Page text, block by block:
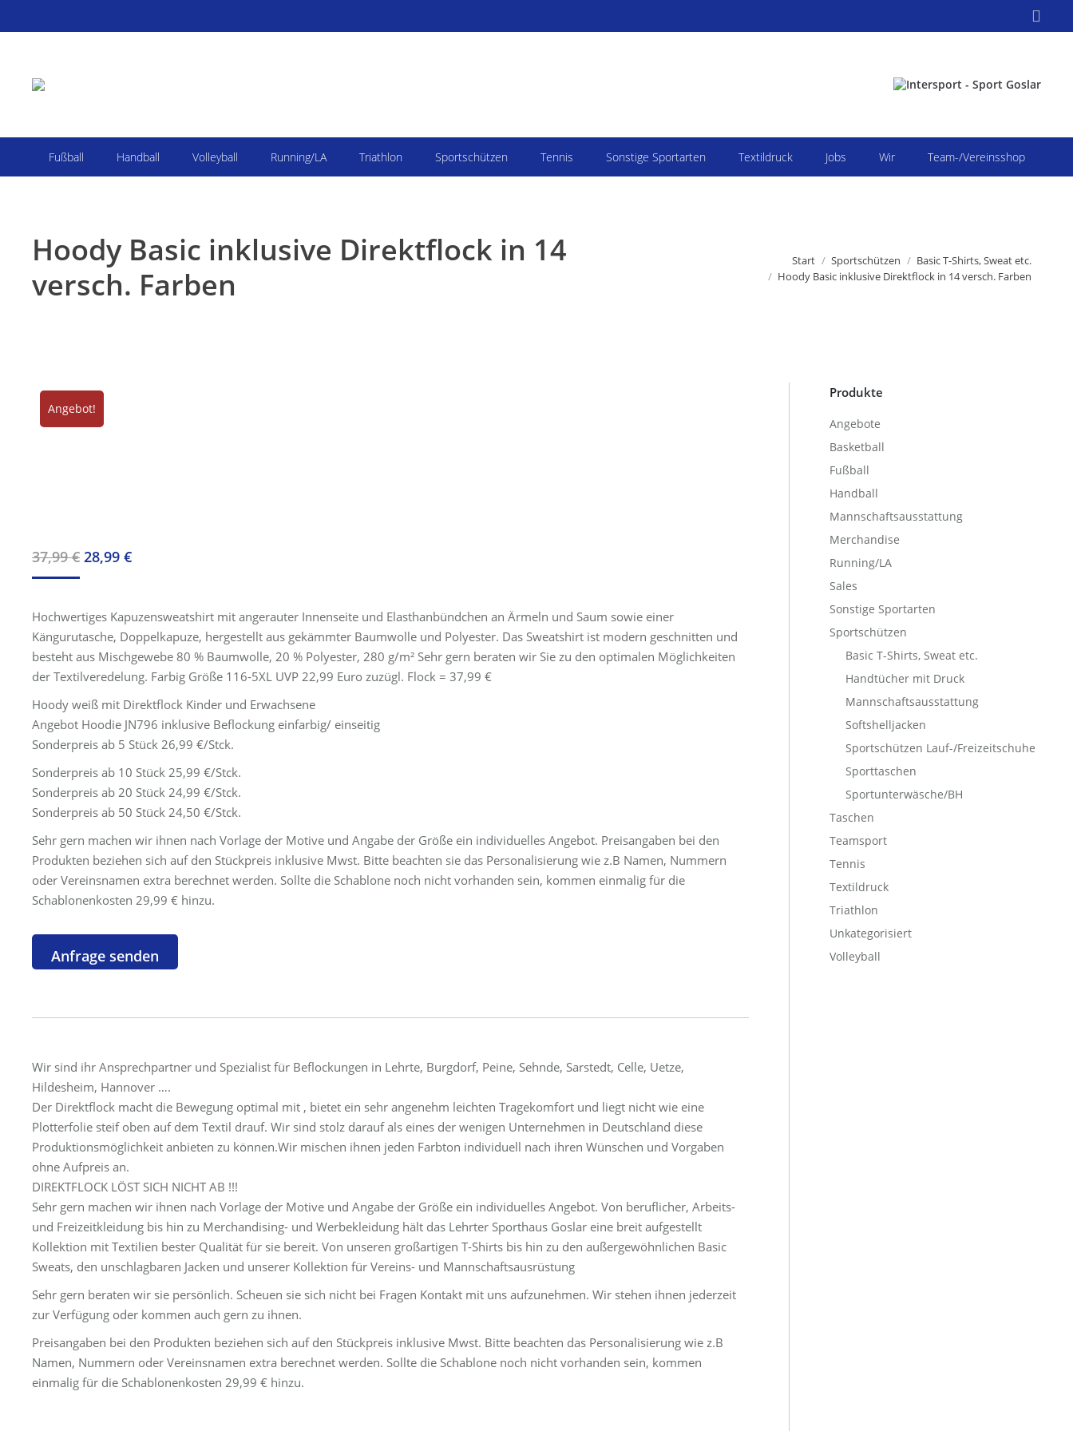
Search:
Fußball Handball Volleyball Running/LA Triathlon Sportschützen Tennis Sonstige Sportarten Textildruck Jobs Wir Team-/Vereinsshop
Hoody Basic inklusive Direktflock in 14
versch. Farben
Start Sportschützen
Basic T-Shirts, Sweat etc.
Hoody Basic inklusive Direktflock in 14 versch. Farben
Angebot!
37,99€ Ursprünglicher
37,99 €
28,99 €Aktueller
28,99 €.
Hochwertiges Kapuzensweatshirt mit angerauter Innenseite und Elasthanbündchen an Ärmeln und Saum sowie einer
Kängurutasche, Doppelkapuze, hergestellt aus gekämmter Baumwolle und Polyester. Das Sweatshirt ist modern geschnitten und
besteht aus Mischgewebe 80 % Baumwolle, 20 % Polyester, 280 g/m² Sehr gern beraten wir Sie zu den optimalen Möglichkeiten
der Textilveredelung. Farbig Größe 116-5XL UVP 22,99 Euro zuzügl. Flock = 37,99 €
Hoody weiß mit Direktflock Kinder und Erwachsene
Angebot Hoodie JN796 inklusive Beflockung einfarbig/ einseitig
Sonderpreis ab 5 Stück 26,99 €/Stck.
Sonderpreis ab 10 Stück 25,99 €/Stck.
Sonderpreis ab 20 Stück 24,99 €/Stck.
Sonderpreis ab 50 Stück 24,50 €/Stck.
Sehr gern machen wir ihnen nach Vorlage der Motive und Angabe der Größe ein individuelles Angebot. Preisangaben bei den
Produkten beziehen sich auf den Stückpreis inklusive Mwst. Bitte beachten sie das Personalisierung wie z.B Namen, Nummern
oder Vereinsnamen extra berechnet werden. Sollte die Schablone noch nicht vorhanden sein, kommen einmalig für die
Schablonenkosten 29,99 € hinzu.
Wir sind ihr Ansprechpartner und Spezialist für Beflockungen in Lehrte, Burgdorf, Peine, Sehnde, Sarstedt, Celle, Uetze,
Hildesheim, Hannover ….
Der Direktflock macht die Bewegung optimal mit , bietet ein sehr angenehm leichten Tragekomfort und liegt nicht wie eine
Plotterfolie steif oben auf dem Textil drauf. Wir sind stolz darauf als eines der wenigen Unternehmen in Deutschland diese
Produktionsmöglichkeit anbieten zu können.Wir mischen ihnen jeden Farbton individuell nach ihren Wünschen und Vorgaben
ohne Aufpreis an.
DIREKTFLOCK LÖST SICH NICHT AB !!!
Sehr gern machen wir ihnen nach Vorlage der Motive und Angabe der Größe ein individuelles Angebot. Von beruflicher, Arbeits-
und Freizeitkleidung bis hin zu Merchandising- und Werbekleidung hält das Lehrter Sporthaus Goslar eine breit aufgestellt
Kollektion mit Textilien bester Qualität für sie bereit. Von unseren großartigen T-Shirts bis hin zu den außergewöhnlichen Basic
Sweats, den unschlagbaren Jacken und unserer Kollektion für Vereins- und Mannschaftsausrüstung
Sehr gern beraten wir sie persönlich. Scheuen sie sich nicht bei Fragen Kontakt mit uns aufzunehmen. Wir stehen ihnen jederzeit
zur Verfügung oder kommen auch gern zu ihnen.
Preisangaben bei den Produkten beziehen sich auf den Stückpreis inklusive Mwst. Bitte beachten das Personalisierung wie z.B
Namen, Nummern oder Vereinsnamen extra berechnet werden. Sollte die Schablone noch nicht vorhanden sein, kommen
einmalig für die Schablonenkosten 29,99 € hinzu.
Produkte
Angebote
Basketball
Fußball
Handball
Mannschaftsausstattung
Merchandise
Running/LA
Sales
Sonstige Sportarten
Sportschützen
Basic T-Shirts, Sweat etc.
Handtücher mit Druck
Mannschaftsausstattung
Softshelljacken
Sportschützen Lauf-/Freizeitschuhe
Sporttaschen
Sportunterwäsche/BH
Taschen
Teamsport
Tennis
Textildruck
Triathlon
Unkategorisiert
Volleyball